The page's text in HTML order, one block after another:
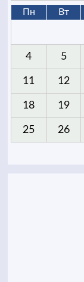
Пн Вт
4 5
11 12
18 19
25 26